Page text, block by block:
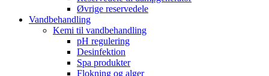
Øvrige reservedele
Vandbehandling
Kemi til vandbehandling
pH regulering
Desinfektion
Spa produkter
Flokning og alger